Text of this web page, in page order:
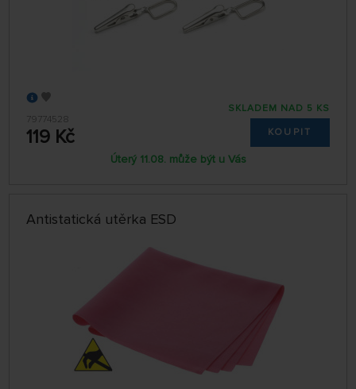
79774528
119 Kč
SKLADEM NAD 5 KS
KOUPIT
Úterý 11.08. může být u Vás
Antistatická utěrka ESD